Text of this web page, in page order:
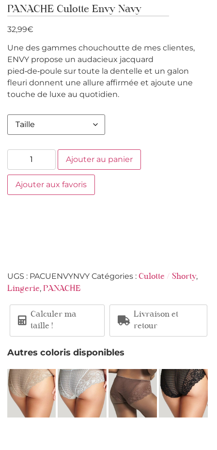
PANACHE Culotte Envy Navy
32,99€
Une des gammes chouchoutte de mes clientes,
ENVY propose un audacieux jacquard
pied‑de‑poule sur toute la dentelle et un galon
fleuri donnent une allure affirmée et ajoute une
touche de luxe au quotidien.
Ajouter au panier
Ajouter aux favoris
UGS : PACUENVYNVY Catégories : Culotte / Shorty,
Lingerie, PANACHE
Calculer ma
taille !
Livraison et
retour
Autres coloris disponibles